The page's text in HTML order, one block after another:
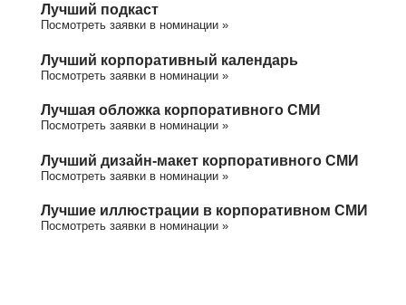
Лучший подкаст
Посмотреть заявки в номинации »
Лучший корпоративный календарь
Посмотреть заявки в номинации »
Лучшая обложка корпоративного СМИ
Посмотреть заявки в номинации »
Лучший дизайн-макет корпоративного СМИ
Посмотреть заявки в номинации »
Лучшие иллюстрации в корпоративном СМИ
Посмотреть заявки в номинации »